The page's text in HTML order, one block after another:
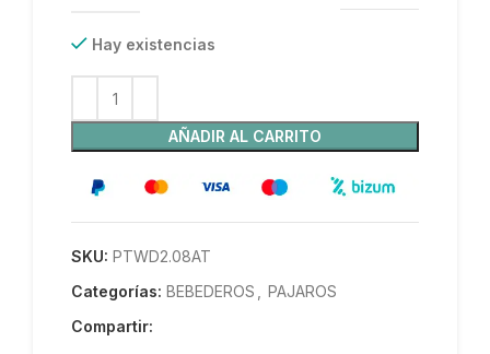
Hay existencias
AÑADIR AL CARRITO
SKU: PTWD2.08AT
Categorías: BEBEDEROS
PAJAROS
Compartir: